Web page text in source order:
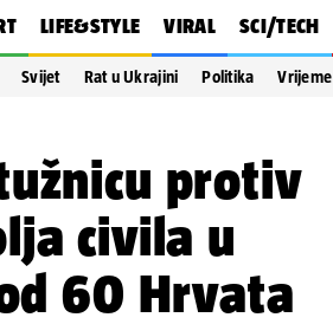
LIFE&STYLE VIRAL SCI/TECH
Svijet Rat u Ukrajini Politika Vrijeme
protiv
civila u
60 Hrvata